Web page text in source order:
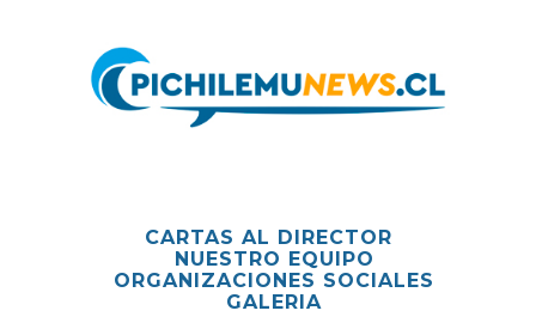
CARTAS AL DIRECTOR
NUESTRO EQUIPO
ORGANIZACIONES SOCIALES
GALERIA